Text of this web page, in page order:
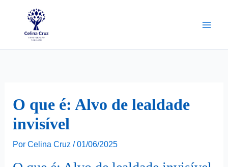
O que é: Alvo de lealdade
invisível
Por Celina Cruz / 01/06/2025